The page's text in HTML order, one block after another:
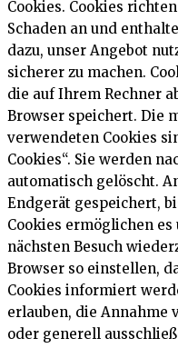
Cookies. Cookies
Schaden an und
dazu, unser Angebot
sicherer zu machen.
die auf Ihrem Rechner
Browser speichert. Die
verwendeten Cookies
Cookies“. Sie werden
automatisch gelöscht.
Endgerät gespeichert,
Cookies ermöglichen
nächsten Besuch
Browser so einstellen,
Cookies informiert
erlauben, die Annahme
oder generell